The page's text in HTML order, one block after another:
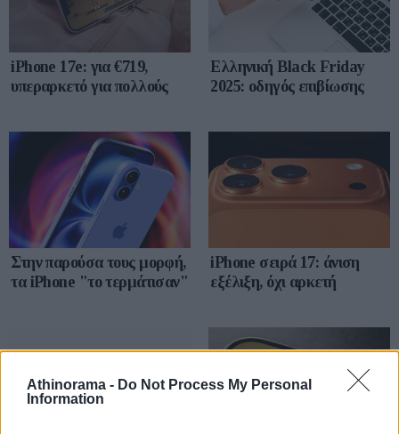
Athinorama - Do Not Process My Personal
Information
iPhone 17e: για €719,
υπεραρκετό για πολλούς
Ελληνική Black Friday
2025: οδηγός επιβίωσης
Στην παρούσα τους μορφή,
τα iPhone "το τερμάτισαν"
iPhone σειρά 17: άνιση
εξέλιξη, όχι αρκετή